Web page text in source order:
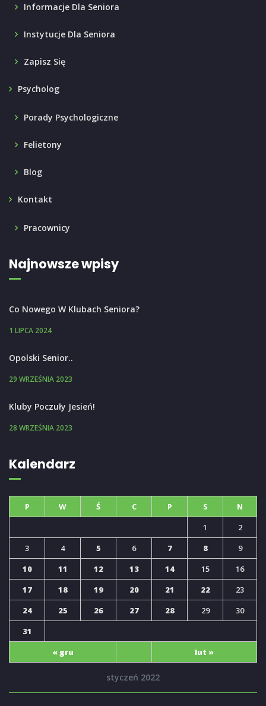
Informacje Dla Seniora
Instytucje Dla Seniora
Zapisz Się
Psycholog
Porady Psychologiczne
Felietony
Blog
Kontakt
Pracownicy
Najnowsze wpisy
Co Nowego W Klubach Seniora?
1 LIPCA 2024
Opolski Senior..
29 WRZEŚNIA 2023
Kluby Poczuły Jesień!
28 WRZEŚNIA 2023
Kalendarz
styczeń 2022
P W Ś C P S N
« gru lut »
1
2
3
4 5 6 7 8
9
10
11 12 13 14 15
16
17
18 19 20 21 22
23
24
25 26 27 28 29
30
31